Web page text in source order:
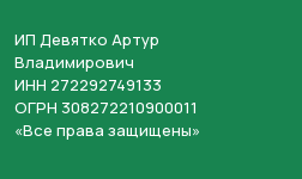
ИП Девятко Артур
Владимирович
ИНН 272292749133
ОГРН 308272210900011
«Все права защищены»